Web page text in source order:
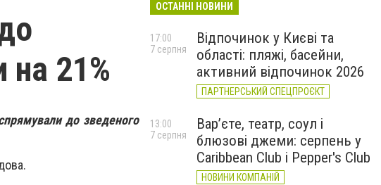
21%
до зведеного
ОСТАННІ НОВИНИ
Відпочинок у Києві та
області: пляжі, басейни,
активний відпочинок 2026
ПАРТНЕРСЬКИЙ СПЕЦПРОЄКТ
17:00
7 серпня
Вар’єте, театр, соул і
блюзові джеми: серпень у
Caribbean Club і Pepper's Club
НОВИНИ КОМПАНІЙ
13:00
7 серпня